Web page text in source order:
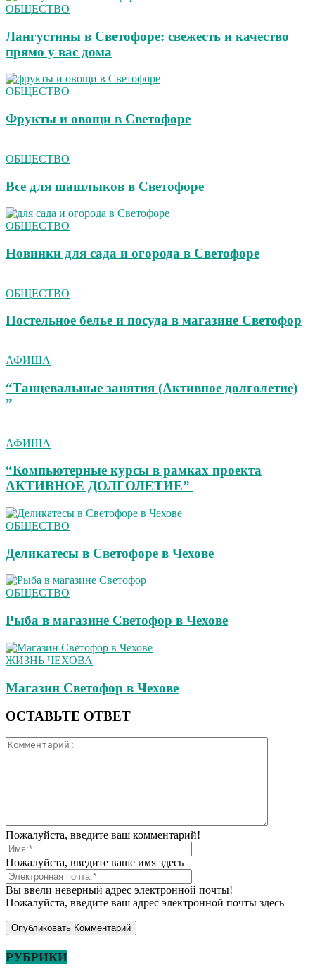
ОБЩЕСТВО
Лангустины в Светофоре: свежесть и качество
прямо у вас дома
ОБЩЕСТВО
Фрукты и овощи в Светофоре
ОБЩЕСТВО
Все для шашлыков в Светофоре
ОБЩЕСТВО
Новинки для сада и огорода в Светофоре
ОБЩЕСТВО
Постельное белье и посуда в магазине Светофор
АФИША
“Танцевальные занятия (Активное долголетие)
”
АФИША
“Компьютерные курсы в рамках проекта
АКТИВНОЕ ДОЛГОЛЕТИЕ”
ОБЩЕСТВО
Деликатесы в Светофоре в Чехове
ОБЩЕСТВО
Рыба в магазине Светофор в Чехове
ЖИЗНЬ ЧЕХОВА
Магазин Светофор в Чехове
ОСТАВЬТЕ ОТВЕТ
Пожалуйста, введите ваш комментарий!
Пожалуйста, введите ваше имя здесь
Вы ввели неверный адрес электронной почты!
Пожалуйста, введите ваш адрес электронной почты здесь
РУБРИКИ